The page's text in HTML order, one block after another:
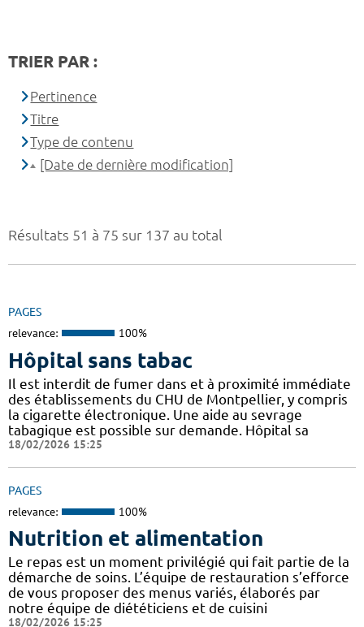
Résultats 51 à 75 sur 137 au total
PAGES
relevance: 100%
Hôpital sans tabac
Il est interdit de fumer dans et à proximité immédiate
des établissements du CHU de Montpellier, y compris
la cigarette électronique. Une aide au sevrage
tabagique est possible sur demande. Hôpital sa
18/02/2026 15:25
PAGES
relevance: 100%
Nutrition et alimentation
Le repas est un moment privilégié qui fait partie de la
démarche de soins. L’équipe de restauration s’efforce
de vous proposer des menus variés, élaborés par
notre équipe de diététiciens et de cuisini
18/02/2026 15:25
TRIER PAR :
Pertinence
Titre
Type de contenu
[Date de dernière modification]